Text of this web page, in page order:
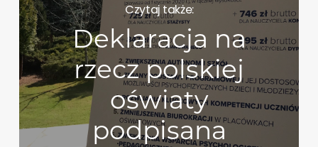
Czytaj także:
Deklaracja na
rzecz polskiej
oświaty
podpisana